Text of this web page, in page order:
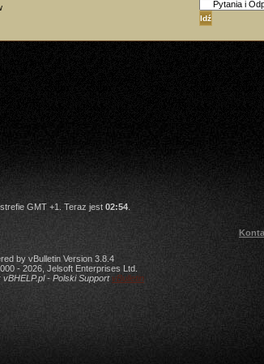
GMT +1. Teraz jest02:54.
by vBulletin Version 3.8.4
- 2026, Jelsoft Enterprises Ltd.
vBHELP.pl - Polski Support vBulletin